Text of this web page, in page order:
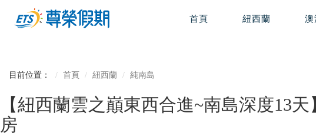
首頁 紐西蘭 澳
目前位置： 首頁 紐西蘭 純南島
【紐西蘭雲之巔東西合進~南島深度13
房